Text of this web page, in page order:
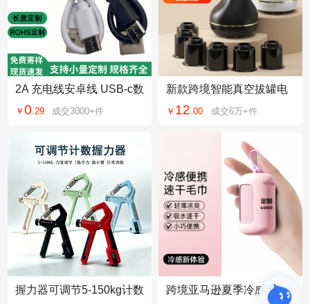
2A 充电线安卓线 USB-c数
机小家电充电线
￥ 0 29 成交3000+件
新款跨境智能真空拔罐电
摩器吸痧仪充电式
￥ 12 .00 成交6万+件
握力器可调节5-150kg计数
跨境亚马逊夏季冷感毛巾
户外冰感健身冰凉巾速干